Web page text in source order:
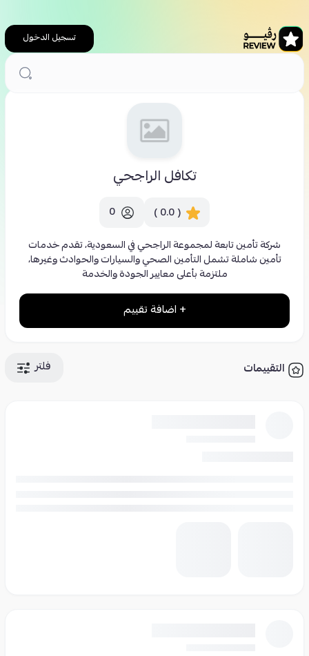
تسجيل الدخول
تكافل الراجحي
( 0.0 )
0
شركة تأمين تابعة لمجموعة الراجحي في السعودية، تقدم خدمات
تأمين شاملة تشمل التأمين الصحي والسيارات والحوادث وغيرها،
ملتزمة بأعلى معايير الجودة والخدمة
+ اضافة تقييم
التقييمات فلتر